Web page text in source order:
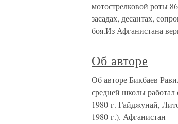
мотострелковой роты
засадах, десантах,
боя.Из Афганистана
Об авторе
Об авторе Бикбаев
средней школы работал
1980 г. Гайджунай,
1980 г.). Афганистан